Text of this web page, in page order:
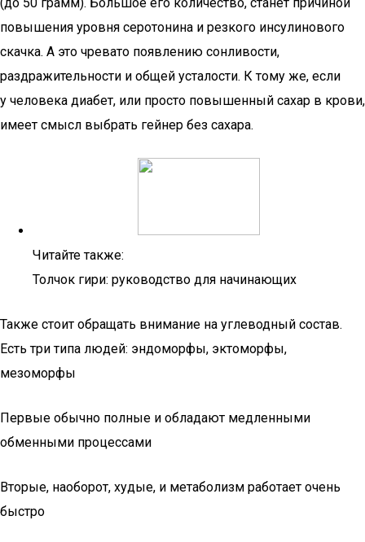
повышения уровня серотонина и резкого инсулинового
скачка. А это чревато появлению сонливости,
раздражительности и общей усталости. К тому же, если
у человека диабет, или просто повышенный сахар в крови,
имеет смысл выбрать гейнер без сахара.
Читайте также:
Толчок гири: руководство для начинающих
Также стоит обращать внимание на углеводный состав.
Есть три типа людей: эндоморфы, эктоморфы,
мезоморфы
Первые обычно полные и обладают медленными
обменными процессами
Вторые, наоборот, худые, и метаболизм работает очень
быстро